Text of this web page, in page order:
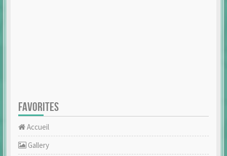
FAVORITES
Accueil
Gallery